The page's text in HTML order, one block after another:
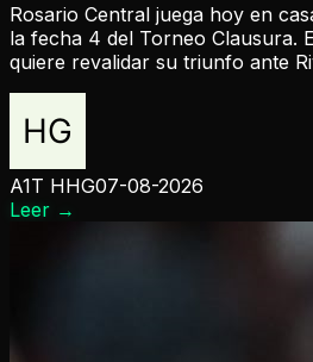
Rosario Central juega hoy en
la fecha 4 del Torneo Clausura.
quiere revalidar su triunfo ante
A1T HHG07-08-2026
Leer →